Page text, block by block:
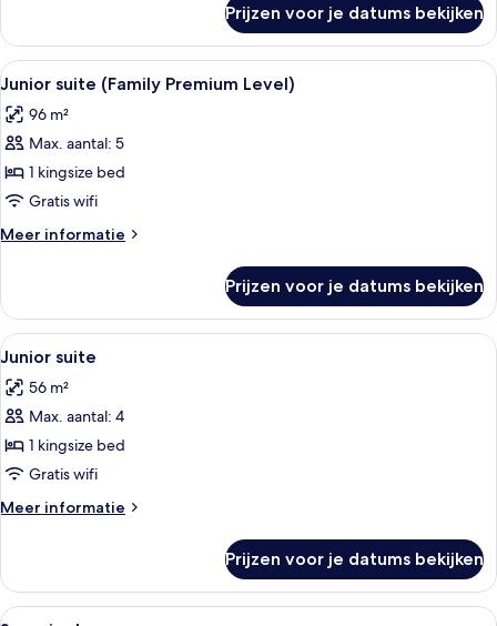
maisonnette
Prijzen voor je datums bekijken
Alle
foto's
voor
Junior
suite
(Family
Premium
Level)
Een hotelkamer met een groene
4
Junior suite (Family Premium Level)
96 m²
Max. aantal: 5
1 kingsize bed
Gratis wifi
Meer informatie
Meer
suite
(Family
Premium
Prijzen voor je datums bekijken
Alle
foto's
voor
Junior
suite
laden
Hotelkamer met een groot bed,
5
Junior suite
56 m²
Max. aantal: 4
1 kingsize bed
Gratis wifi
Meer informatie
Meer
suite
Prijzen voor je datums bekijken
Alle Hotelkamer met twee bedden, een